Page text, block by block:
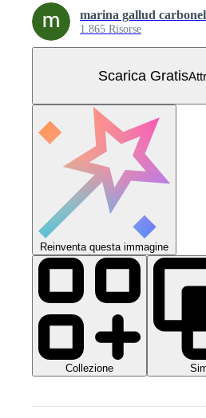
marina gallud
1.865 Risorse
Scarica Gratis
Reinventa questa immagine
Collezione